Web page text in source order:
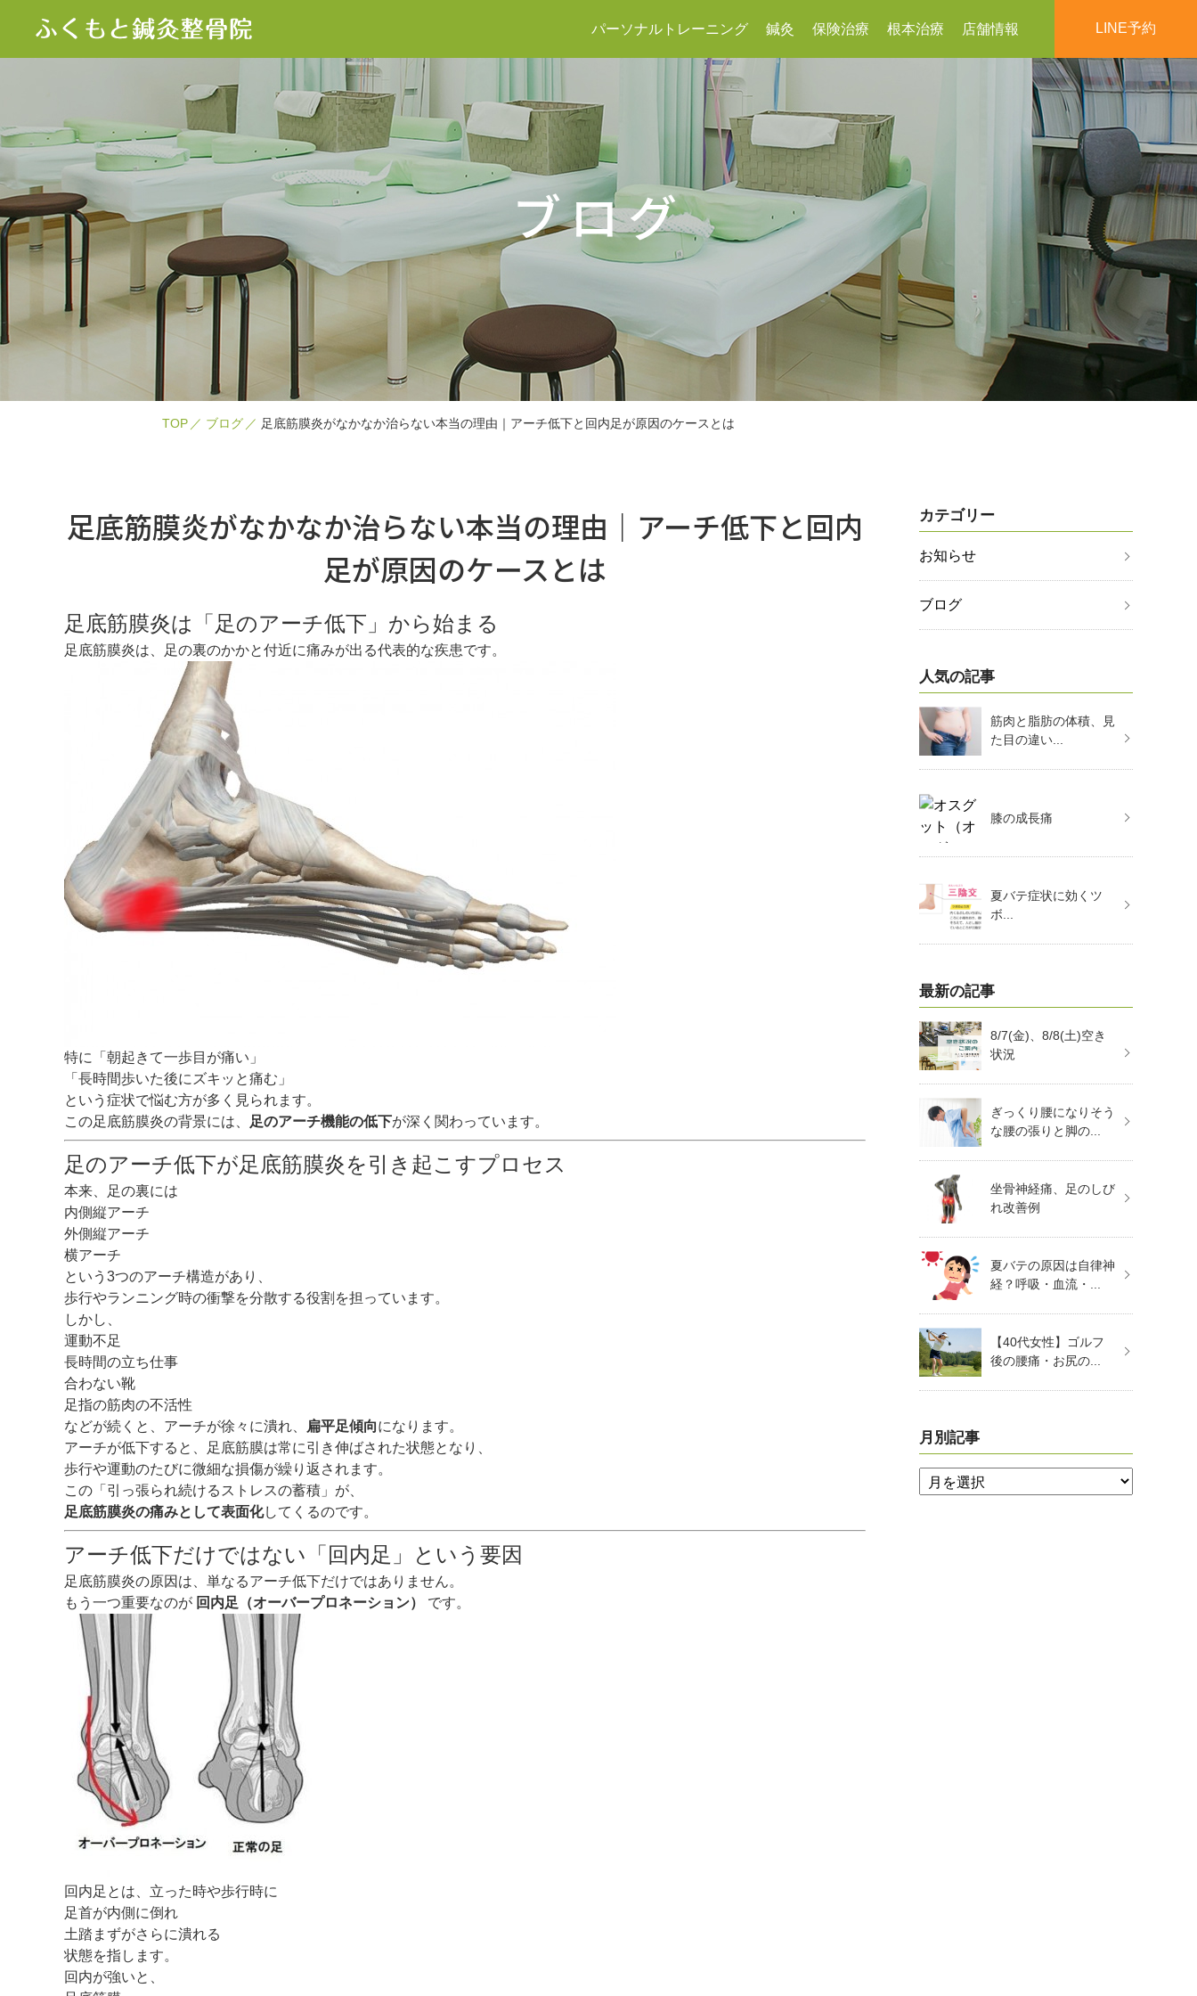
パーソナルトレーニング 鍼灸 保険治療 根本治療 店舗情報 LINE予約
ブログ
TOP ブログ 足底筋膜炎がなかなか治らない本当の理由｜アーチ低下と回内足が原因のケースとは
足底筋膜炎がなかなか治らない本当の理由｜アーチ低下と回内
足が原因のケースとは
足底筋膜炎は「足のアーチ低下」から始まる
足底筋膜炎は、足の裏のかかと付近に痛みが出る代表的な疾患です。
特に「朝起きて一歩目が痛い」
「長時間歩いた後にズキッと痛む」
という症状で悩む方が多く見られます。
この足底筋膜炎の背景には、
足のアーチ機能の低下が深く関わっています。
足のアーチ低下が足底筋膜炎を引き起こすプロセス
本来、足の裏には
内側縦アーチ
外側縦アーチ
横アーチ
という3つのアーチ構造があり、
歩行やランニング時の衝撃を分散する役割を担っています。
しかし、
運動不足
長時間の立ち仕事
合わない靴
足指の筋肉の不活性
などが続くと、アーチが徐々に潰れ、
扁平足傾向になります。
アーチが低下すると、足底筋膜は常に引き伸ばされた状態となり、
歩行や運動のたびに微細な損傷が繰り返されます。
この「引っ張られ続けるストレスの蓄積」が、
足底筋膜炎の痛みとして表面化してくるのです。
アーチ低下だけではない「回内足」という要因
足底筋膜炎の原因は、単なるアーチ低下だけではありません。
もう一つ重要なのが 回内足（オーバープロネーション） です。
回内足とは、立った時や歩行時に
足首が内側に倒れ
土踏まずがさらに潰れる
状態を指します。
回内が強いと、
カテゴリー
お知らせ
ブログ
人気の記事
筋肉と脂肪の体積、見
た目の違い...
膝の成長痛
夏バテ症状に効くツ
ボ...
最新の記事
8/7(金)、8/8(土)空き
状況
ぎっくり腰になりそう
な腰の張りと脚の...
坐骨神経痛、足のしび
れ改善例
夏バテの原因は自律神
経？呼吸・血流・...
【40代女性】ゴルフ
後の腰痛・お尻の...
月別記事